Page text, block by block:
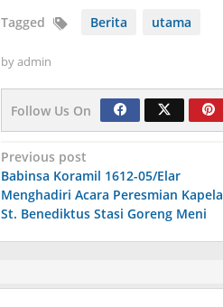
Tagged Berita utama
byadmin
Follow Us On
Navigasi
pos
Previous post
Babinsa Koramil 1612-05/Elar
Menghadiri Acara Peresmian Kapela
St. Benediktus Stasi Goreng Meni